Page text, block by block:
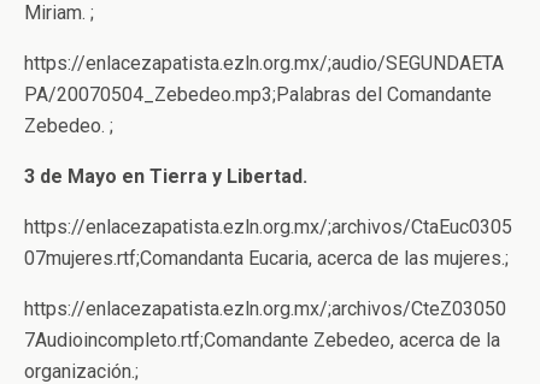
Miriam. ;
https://enlacezapatista.ezln.org.mx/;audio/SEGUNDAETA
PA/20070504_Zebedeo.mp3;Palabras del Comandante
Zebedeo. ;
3 de Mayo en Tierra y Libertad.
https://enlacezapatista.ezln.org.mx/;archivos/CtaEuc0305
07mujeres.rtf;Comandanta Eucaria, acerca de las mujeres.;
https://enlacezapatista.ezln.org.mx/;archivos/CteZ03050
7Audioincompleto.rtf;Comandante Zebedeo, acerca de la
organización.;